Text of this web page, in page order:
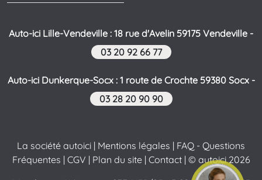
Auto-ici Lille-Vendeville : 18 rue d'Avelin 59175 Vendeville -
03 20 92 66 77
Auto-ici Dunkerque-Socx : 1 route de Crochte 59380 Socx -
03 28 20 90 90
La société autoici | Mentions légales | FAQ - Questions
Fréquentes | CGV | Plan du site| Contact| © autoici 2026